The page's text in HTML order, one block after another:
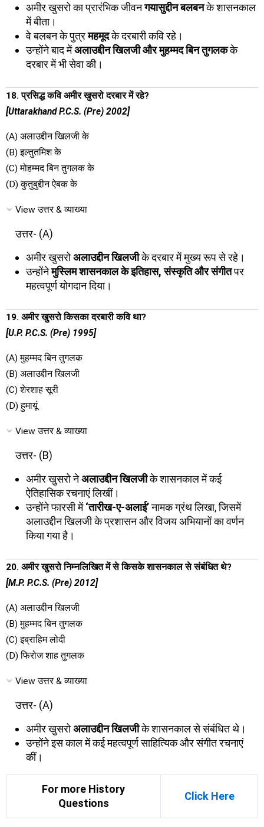
अमीर खुसरो का प्रारंभिक जीवनगयासुद्दीन बलबनके शासनकाल
में बीता।
वे बलबन के पुत्रमहमूदके दरबारी कवि रहे।
उन्होंने बाद मेंअलाउद्दीन खिलजी और मुहम्मद बिन तुगलकके
दरबार में भी सेवा की।
18. प्रसिद्ध कवि अमीर खुसरो दरबार में रहे?
[Uttarakhand P.C.S. (Pre) 2002]
(A) अलाउद्दीन खिलजी के
(B) इल्तुतमिश के
(C) मोहम्मद बिन तुगलक के
(D) कुतुबुद्दीन ऐबक के
View उत्तर & व्याख्या
उत्तर- (A)
अमीर खुसरोअलाउद्दीन खिलजीके दरबार में मुख्य रूप से रहे।
उन्होंनेमुस्लिम शासनकाल के इतिहास, संस्कृति और संगीतपर
महत्वपूर्ण योगदान दिया।
19. अमीर खुसरो किसका दरबारी कवि था?
[U.P. P.C.S. (Pre) 1995]
(A) मुहम्मद बिन तुगलक
(B) अलाउद्दीन खिलजी
(C) शेरशाह सूरी
(D) हुमायूं
View उत्तर & व्याख्या
उत्तर- (B)
अमीर खुसरो नेअलाउद्दीन खिलजीके शासनकाल में कई
ऐतिहासिक रचनाएं लिखीं।
उन्होंने फारसी में‘तारीख-ए-अलाई’नामक ग्रंथ लिखा, जिसमें
अलाउद्दीन खिलजी के प्रशासन और विजय अभियानों का वर्णन
किया गया है।
20. अमीर खुसरो निम्नलिखित में से किसके शासनकाल से संबंधित थे?
[M.P. P.C.S. (Pre) 2012]
(A) अलाउद्दीन खिलजी
(B) मुहम्मद बिन तुगलक
(C) इब्राहिम लोदी
(D) फिरोज शाह तुगलक
View उत्तर & व्याख्या
उत्तर- (A)
अमीर खुसरोअलाउद्दीन खिलजीके शासनकाल से संबंधित थे।
उन्होंने इस काल में कई महत्वपूर्ण साहित्यिक और संगीत रचनाएं
कीं।
For more History
Questions
Click Here